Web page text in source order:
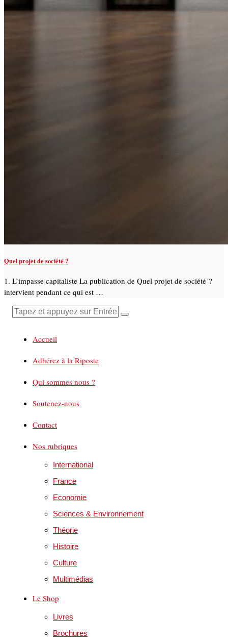
Quel projet de société ?
1. L’impasse capitaliste La publication de Quel projet de société ?
intervient pendant ce qui est …
Accueil
Adhérez à la Riposte
Qui sommes nous ?
Soutenez-nous
Contact
Nos rubriques
International
France
Economie
Sciences & Environnement
Théorie
Histoire
Culture
Multimédias
Le Shop
Livres
Brochures